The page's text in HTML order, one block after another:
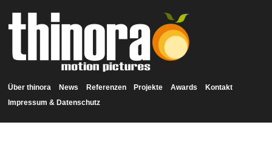
Über thinora News Referenzen Projekte Awards
Kontakt
Impressum & Datenschutz